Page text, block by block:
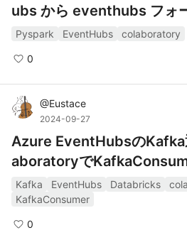
ubs から eventhubs フォ
取得する方法
Pyspark EventHubs colaboratory
0
@Eustace
2024-09-27
Azure EventHubsの
aboratoryで
確認する方法
Kafka EventHubs Databricks
KafkaConsumer
0